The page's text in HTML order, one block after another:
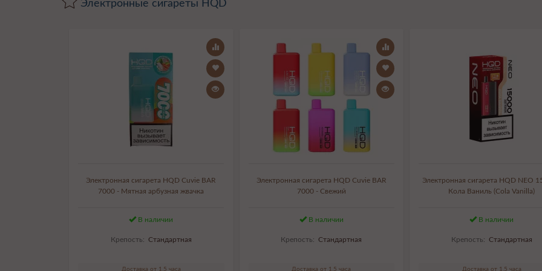
Электронные сигареты HQD
Электронная сигарета HQD Cuvie BAR
7000 - Мятная арбузная жвачка
В наличии
Крепость: Стандартная
Доставка от 1,5 часа
Электронная сигарета HQD Cuvie BAR
7000 - Свежий
В наличии
Крепость: Стандартная
Доставка от 1,5 часа
Электронная сигарета HQD NEO
Кола Ваниль (Cola Vanilla)
В наличии
Крепость: Стандартная
Доставка от 1,5 часа